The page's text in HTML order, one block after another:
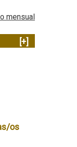
mensual
[+]
os